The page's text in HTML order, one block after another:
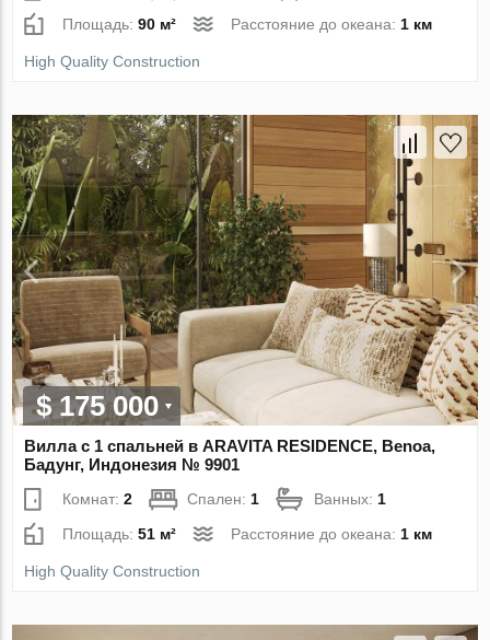
Площадь:90 м² Расстояние до океана: 1 км
High Quality Construction
$ 175 000
Вилла с 1 спальней в ARAVITA RESIDENCE, Benoa,
Бадунг, Индонезия № 9901
Комнат:2 Спален: 1 Ванных: 1
Площадь:51 м² Расстояние до океана: 1 км
High Quality Construction